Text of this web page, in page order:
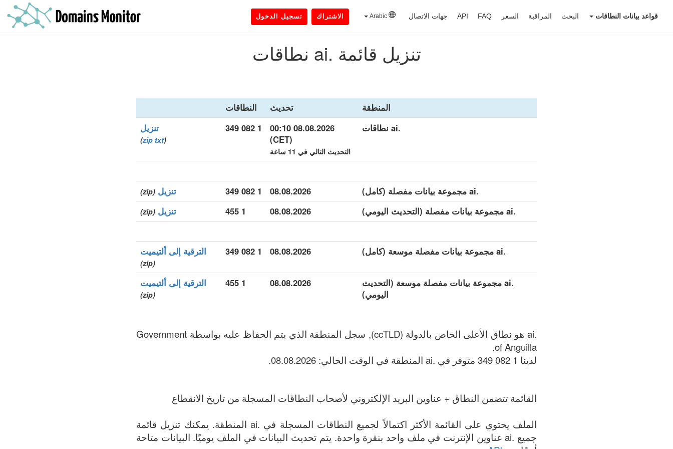
قواعد بيانات النطاقات البحث المراقبة السعر FAQ
API جهات الاتصال الاشتراك تسجيل الدخول
تنزيل قائمة .ai نطاقات
المنطقة تحديث
النطاقات
.ai نطاقات
08.08.2026 00:10
(CET)
التحديث التالي في 11 ساعة
1 082 349 تنزيل
(
zip txt
)
.ai مجموعة بيانات مفصلة (كامل) 08.08.2026
1 082 349 تنزيل (zip)
.ai مجموعة بيانات مفصلة (التحديث اليومي) 08.08.2026
1 455 تنزيل (zip)
.ai مجموعة بيانات مفصلة موسعة (كامل) 08.08.2026
1 082 349 الترقية إلى ألتيميت
(zip)
.ai مجموعة بيانات مفصلة موسعة (التحديث
اليومي)
08.08.2026
1 455 الترقية إلى ألتيميت
(zip)
.ai هو نطاق الأعلى الخاص بالدولة (ccTLD), سجل المنطقة الذي يتم الحفاظ عليه بواسطة Government
of Anguilla.
لدينا 1 082 349 متوفر في .ai المنطقة في الوقت الحالي: 08.08.2026.
القائمة تتضمن النطاق + عناوين البريد الإلكتروني لأصحاب النطاقات المسجلة من تاريخ الانقطاع
الملف يحتوي على القائمة الأكثر اكتمالاً لجميع النطاقات المسجلة في .ai المنطقة. يمكنك تنزيل قائمة
جميع .ai عناوين الإنترنت في ملف واحد بنقرة واحدة. يتم تحديث البيانات في الملف يوميًا. البيانات متاحة